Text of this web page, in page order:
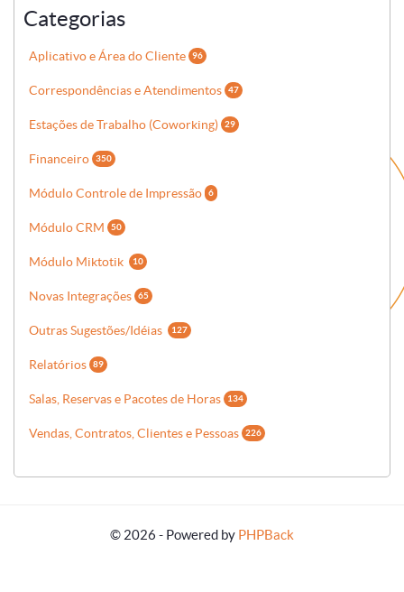
Categorias
Aplicativo e Área do Cliente 96
Correspondências e Atendimentos 47
Estações de Trabalho (Coworking) 29
Financeiro 350
Módulo Controle de Impressão 6
Módulo CRM 50
Módulo Miktotik 10
Novas Integrações 65
Outras Sugestões/Idéias 127
Relatórios 89
Salas, Reservas e Pacotes de Horas 134
Vendas, Contratos, Clientes e Pessoas 226
© 2026 - Powered by PHPBack